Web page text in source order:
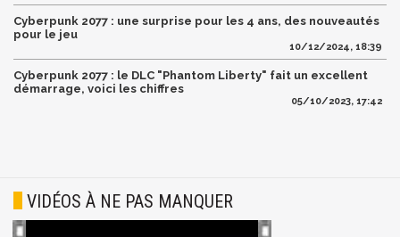
Cyberpunk 2077 : une surprise pour les 4 ans, des nouveautés
pour le jeu
10/12/2024, 18:39
Cyberpunk 2077 : le DLC "Phantom Liberty" fait un excellent
démarrage, voici les chiffres
05/10/2023, 17:42
VIDÉOS À NE PAS MANQUER